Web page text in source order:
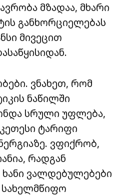
მზადაა, მხარი
განხორციელებას
მივეცით
ვნახეთ, რომ
ნაწილში
სრული უფლება,
ტარიფი
ვფიქრობ,
რადგან
ხანი ვალდებულებები